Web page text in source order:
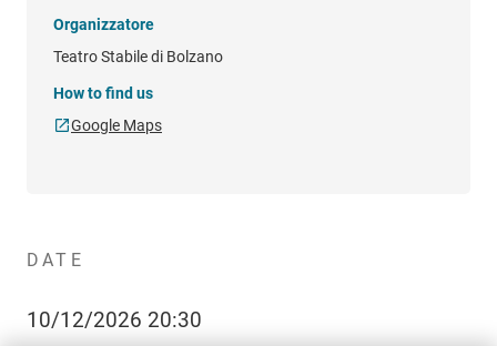
Organizzatore
Teatro Stabile di Bolzano
How to find us
Google Maps
DATE
10/12/2026 20:30